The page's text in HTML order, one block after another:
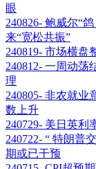
眼
240826- 鲍威尔“
来“宽松共振”
240819- 市场横盘
240812- 一周动
理
240805- 非农就
数上升
240729- 美日英利
240722- “ 特朗普
期或已干预